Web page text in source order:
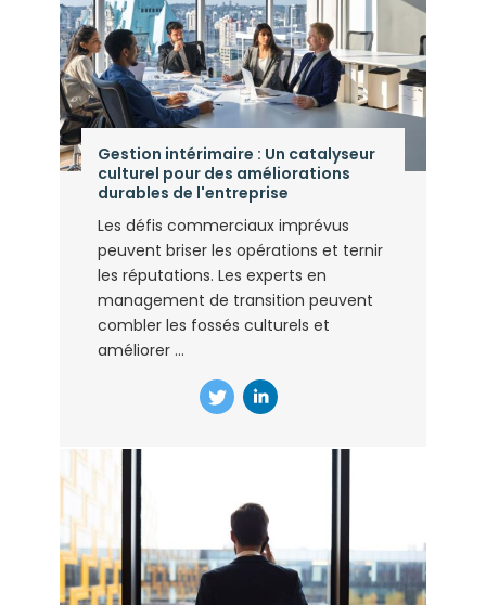
Gestion intérimaire : Un catalyseur
culturel pour des améliorations
durables de l'entreprise
Les défis commerciaux imprévus
peuvent briser les opérations et ternir
les réputations. Les experts en
management de transition peuvent
combler les fossés culturels et
améliorer ...